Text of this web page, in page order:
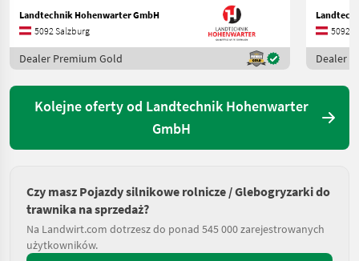
Landtechnik Hohenwarter GmbH
5092 Salzburg
Dealer Premium Gold
5092
Dealer
Kolejne oferty od Landtechnik Hohenwarter
GmbH
Czy masz Pojazdy silnikowe rolnicze / Glebogryzarki do
trawnika na sprzedaż?
Na Landwirt.com dotrzesz do ponad 545 000 zarejestrowanych
użytkowników.